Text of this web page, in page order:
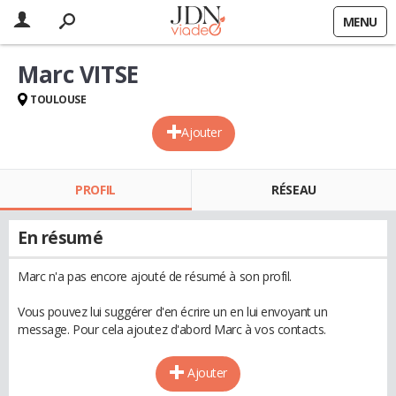
MENU
Ajouter
Marc VITSE
TOULOUSE
PROFIL RÉSEAU
En résumé
Marc n'a pas encore ajouté de résumé à son profil.
Vous pouvez lui suggérer d'en écrire un en lui envoyant un
message. Pour cela ajoutez d'abord Marc à vos contacts.
Ajouter